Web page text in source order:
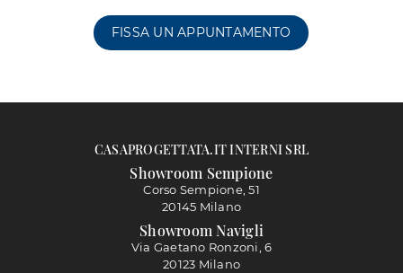
FISSA UN APPUNTAMENTO
CASAPROGETTATA.IT INTERNI SRL
Showroom Sempione
Corso Sempione, 51
20145 Milano
Showroom Navigli
Via Gaetano Ronzoni, 6
20123 Milano